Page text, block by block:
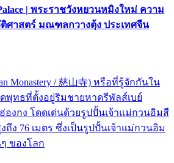
| พระราชวังหยวนหมิงใหม่ ความ
ศาสตร์ มณฑลกวางตุ้ง ประเทศจีน
Monastery / 慈山寺) หรือที่รู้จักกันใน
พุทธที่ตั้งอยู่ริมชายหาดรีพัลส์เบย์
ฮ่องกง โดดเด่นด้วยรูปปั้นเจ้าแม่กวนอิมสี
ง 76 เมตร ซึ่งเป็นรูปปั้นเจ้าแม่กวนอิม
ของโลก